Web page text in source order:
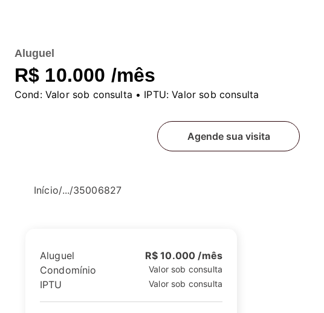
Aluguel
R$ 10.000 /mês
Cond:Valor sob consulta • IPTU: Valor sob consulta
Agende sua visita
Início/.../35006827
Aluguel
R$ 10.000 /mês
Condomínio
Valor sob consulta
IPTU Valor sob consulta